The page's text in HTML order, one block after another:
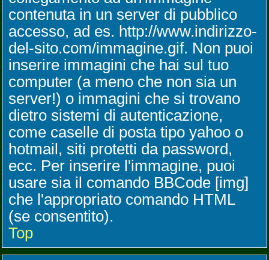
contenuta in un server di pubblico
accesso, ad es. http://www.indirizzo-
del-sito.com/immagine.gif. Non puoi
inserire immagini che hai sul tuo
computer (a meno che non sia un
server!) o immagini che si trovano
dietro sistemi di autenticazione,
come caselle di posta tipo yahoo o
hotmail, siti protetti da password,
ecc. Per inserire l'immagine, puoi
usare sia il comando BBCode [img]
che l'appropriato comando HTML
(se consentito).
Top